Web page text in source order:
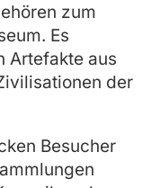
zum
Es
Artefakte aus
der
Besucher